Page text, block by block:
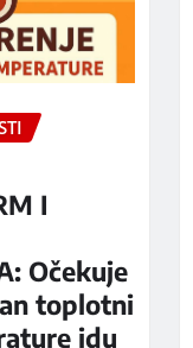
I
Očekuje
toplotni
idu